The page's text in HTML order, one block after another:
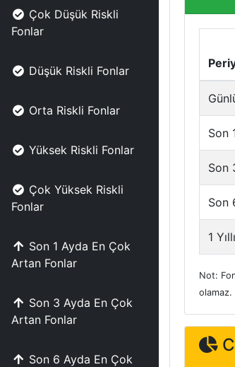
Çok Düşük Riskli
Fonlar
Düşük Riskli Fonlar
Orta Riskli Fonlar
Yüksek Riskli Fonlar
Çok Yüksek Riskli
Fonlar
Son 1 Ayda En Çok
Artan Fonlar
Son 3 Ayda En Çok
Artan Fonlar
Son 6 Ayda En Çok
Son
Son
Son
1
Not:
olamaz.